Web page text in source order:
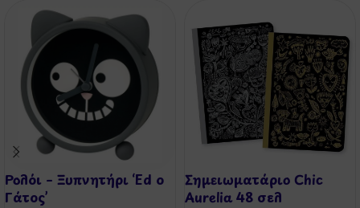
Ρολόι – Ξυπνητήρι ‘Ed ο
Γάτος’
Σημειωματάριο Chic
Aurelia 48 σελ